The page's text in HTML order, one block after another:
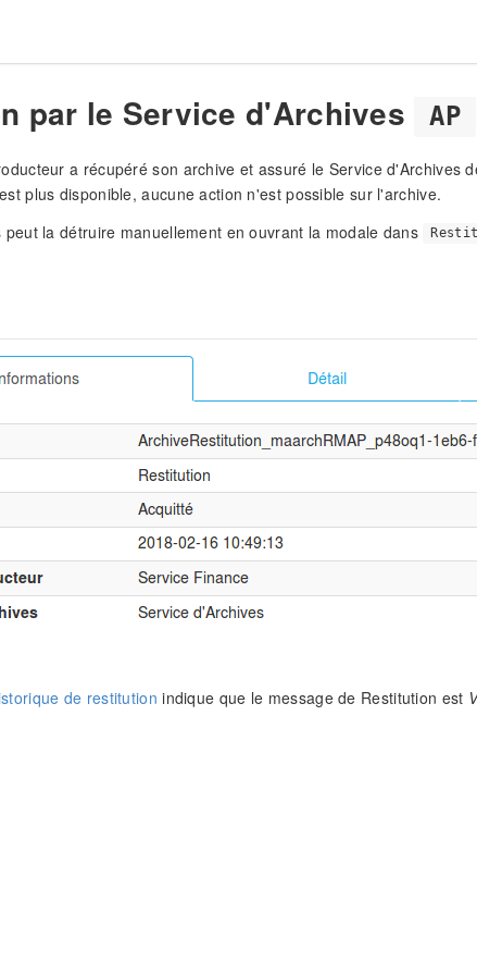
par le Service d'Archives AP
a récupéré son archive et assuré le Service d'Archives
plus disponible, aucune action n'est possible sur l'archive.
peut la détruire manuellement en ouvrant la modale dans
de restitution indique que le message de Restitution est